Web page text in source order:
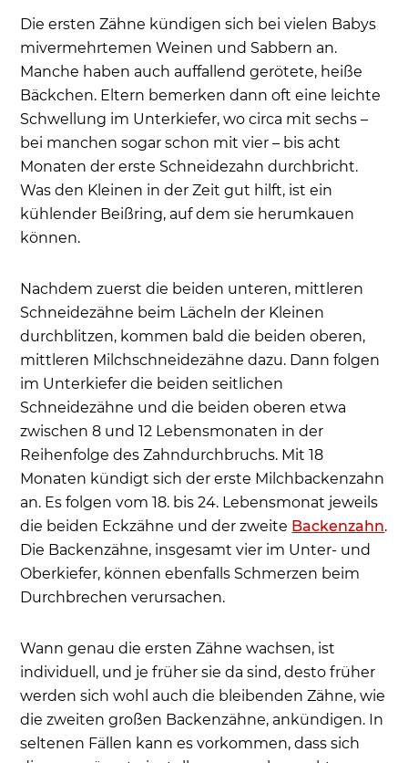
Die ersten Zähne kündigen sich bei vielen Babys
mivermehrtemen Weinen und Sabbern an.
Manche haben auch auffallend gerötete, heiße
Bäckchen. Eltern bemerken dann oft eine leichte
Schwellung im Unterkiefer, wo circa mit sechs –
bei manchen sogar schon mit vier – bis acht
Monaten der erste Schneidezahn durchbricht.
Was den Kleinen in der Zeit gut hilft, ist ein
kühlender Beißring, auf dem sie herumkauen
können.
Nachdem zuerst die beiden unteren, mittleren
Schneidezähne beim Lächeln der Kleinen
durchblitzen, kommen bald die beiden oberen,
mittleren Milchschneidezähne dazu. Dann folgen
im Unterkiefer die beiden seitlichen
Schneidezähne und die beiden oberen etwa
zwischen 8 und 12 Lebensmonaten in der
Reihenfolge des Zahndurchbruchs. Mit 18
Monaten kündigt sich der erste Milchbackenzahn
an. Es folgen vom 18. bis 24. Lebensmonat jeweils
die beiden Eckzähne und der zweite Backenzahn.
Die Backenzähne, insgesamt vier im Unter- und
Oberkiefer, können ebenfalls Schmerzen beim
Durchbrechen verursachen.
Wann genau die ersten Zähne wachsen, ist
individuell, und je früher sie da sind, desto früher
werden sich wohl auch die bleibenden Zähne, wie
die zweiten großen Backenzähne, ankündigen. In
seltenen Fällen kann es vorkommen, dass sich